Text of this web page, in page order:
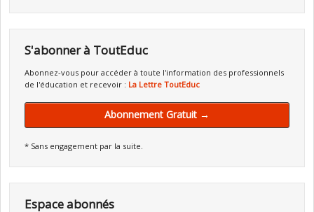
S'abonner à ToutEduc
Abonnez-vous pour accéder à toute l'information des professionnels
de l'éducation et recevoir : La Lettre ToutEduc
Abonnement Gratuit →
* Sans engagement par la suite.
Espace abonnés